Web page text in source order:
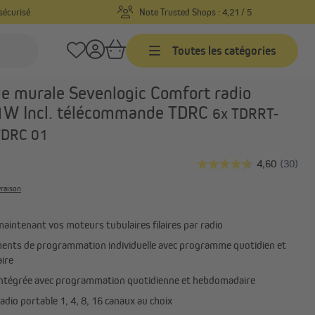
Note Trusted Shops : 4,21 / 5
Toutes les catégories
Commandes programmables
programmables
Moteurs pour portes de garage
Accessoires pour moteurs de
portes de garage
Réf. produit :60000893
murale Sevenlogic Comfort radio
Incl. télécommande TDRC 6x TDRRT-
01
vos moteurs tubulaires filaires par radio
de programmation individuelle avec programme quotidien et
avec programmation quotidienne et hebdomadaire
portable 1, 4, 8, 16 canaux au choix